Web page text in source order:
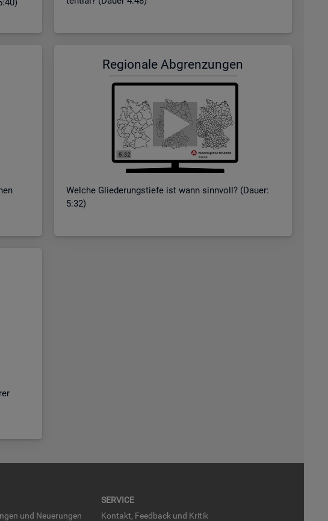
Re­gio­na­le Ab­gren­zun­gen
Wel­che Glie­de­rungs­tie­fe ist wann sinn­voll? (Dauer:
5:32)
und Neue­run­gen
SER­VICE
Kon­takt, Feed­back und Kri­tik